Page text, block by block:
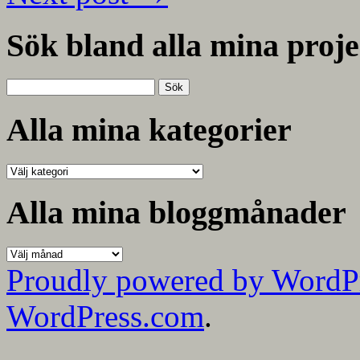
Sök bland alla mina
efter:
Alla mina kategorier
Alla
kategorier
Alla mina bloggmånader
Alla
mina
bloggmånader
Proudly powered by
WordPress.com.